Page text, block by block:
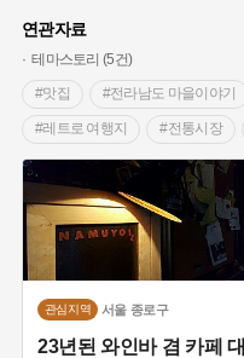
연관자료
테마스토리 (5건)
#맛집
#전라남도 마을이야기
#레트로 여행지 #전통시장
#제주 가볼만한곳
관심지역 서울 종로구
23년된 와인바 겸 카페 대